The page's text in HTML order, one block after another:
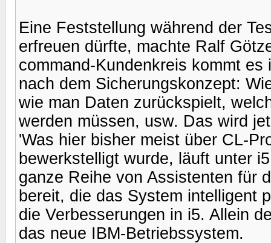
Eine Feststellung während der
erfreuen dürfte, machte Ralf
command-Kundenkreis kommt
nach dem Sicherungskonzept:
wie man Daten zurückspielt,
werden müssen, usw. Das wird
'Was hier bisher meist über CL-
bewerkstelligt wurde, läuft unter
ganze Reihe von Assistenten für
bereit, die das System intelligent
die Verbesserungen in i5. Allein
das neue IBM-Betriebssystem.